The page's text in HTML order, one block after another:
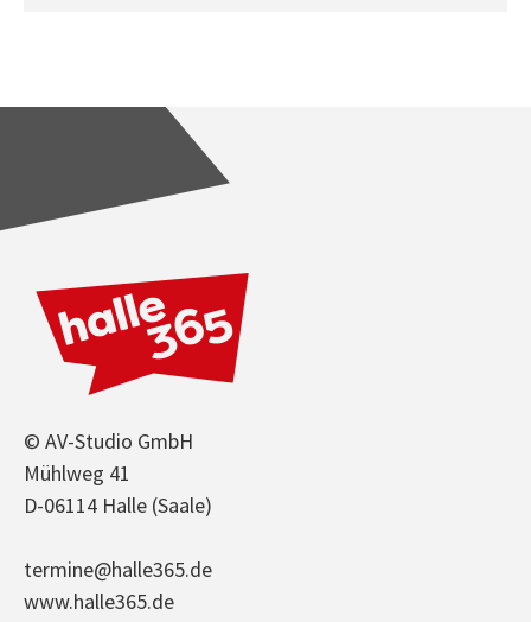
© AV-Studio GmbH
Mühlweg 41
D-06114 Halle (Saale)
termine@halle365.de
www.halle365.de